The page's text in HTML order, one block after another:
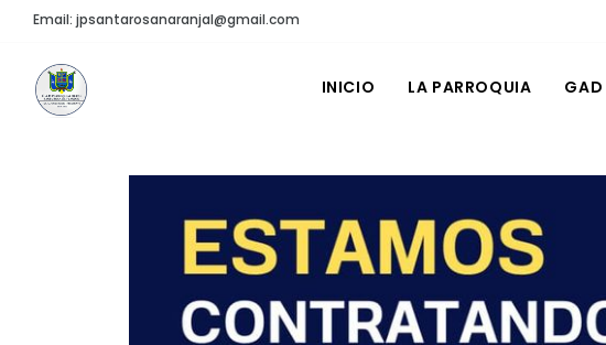
Email: jpsantarosanaranjal@gmail.com
INICIO LA PARROQUIA GAD